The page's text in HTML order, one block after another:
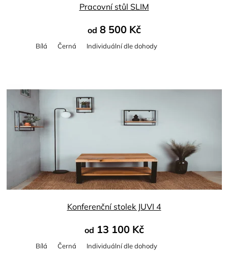
Pracovní stůl SLIM
od 8 500 Kč
Bílá Černá Individuální dle dohody
Konferenční stolek JUVI 4
od 13 100 Kč
Bílá Černá Individuální dle dohody